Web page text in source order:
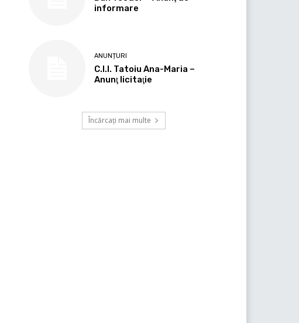
informare
ANUNȚURI
C.I.I. Tatoiu Ana-Maria –
Anunţ licitaţie
Încărcați mai multe